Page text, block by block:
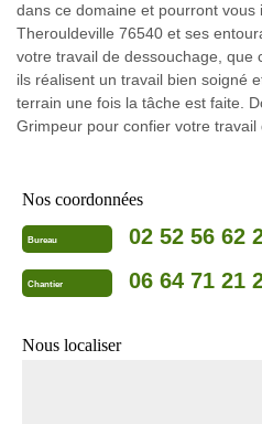
dans ce domaine et pourront vous
Therouldeville 76540 et ses
votre travail de dessouchage, que
ils réalisent un travail bien soigné
terrain une fois la tâche est faite.
Grimpeur pour confier votre travail
Nos coordonnées
Bureau 02 52 56 62
Chantier 06 64 71 21
Nous localiser